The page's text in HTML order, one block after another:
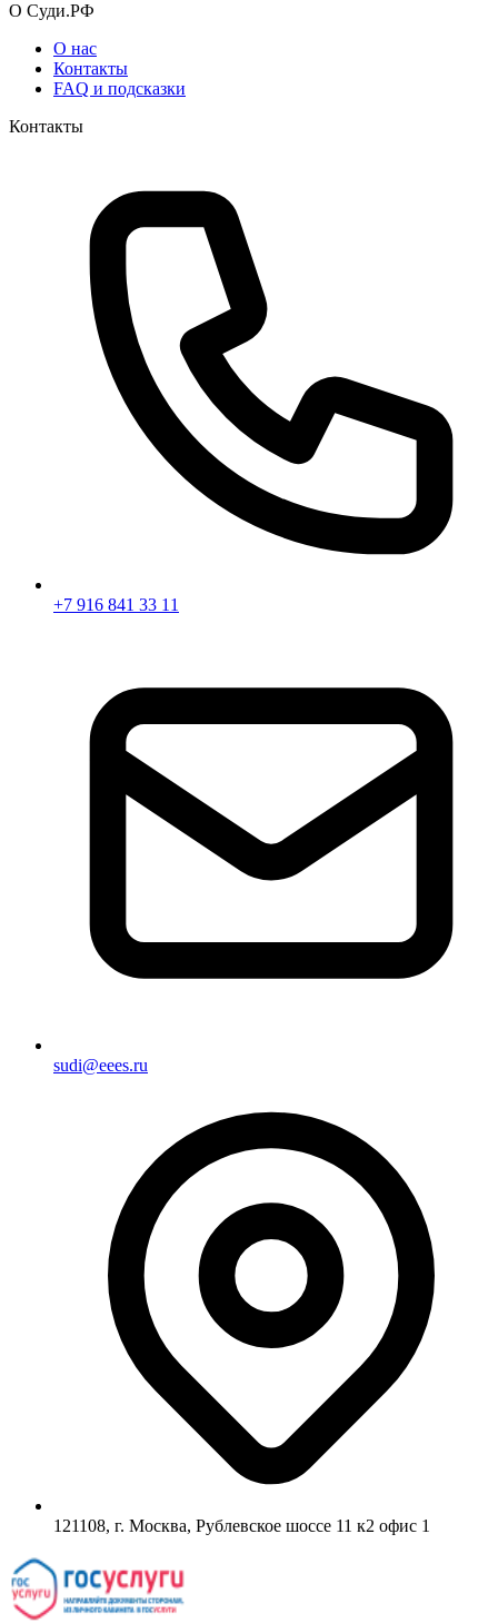
О Суди.РФ
О нас
Контакты
FAQ и подсказки
Контакты
+7 916 841 33 11
sudi@eees.ru
121108, г. Москва, Рублевское шоссе 11 к2 офис 1